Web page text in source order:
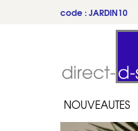
code : JARDIN10
NOUVEAUTES